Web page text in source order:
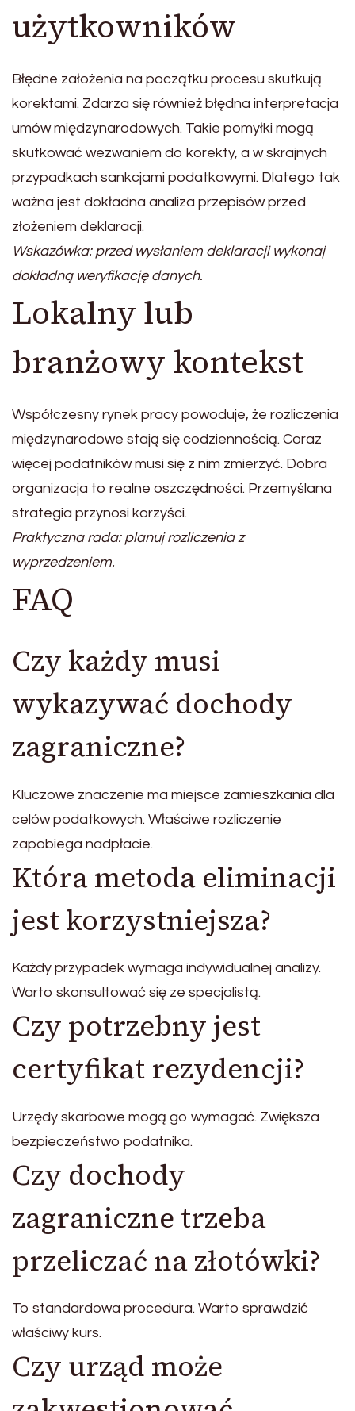
użytkowników
Błędne założenia na początku procesu skutkują
korektami. Zdarza się również błędna interpretacja
umów międzynarodowych. Takie pomyłki mogą
skutkować wezwaniem do korekty, a w skrajnych
przypadkach sankcjami podatkowymi. Dlatego tak
ważna jest dokładna analiza przepisów przed
złożeniem deklaracji.
Wskazówka: przed wysłaniem deklaracji wykonaj
dokładną weryfikację danych.
Lokalny lub
branżowy kontekst
Współczesny rynek pracy powoduje, że rozliczenia
międzynarodowe stają się codziennością. Coraz
więcej podatników musi się z nim zmierzyć. Dobra
organizacja to realne oszczędności. Przemyślana
strategia przynosi korzyści.
Praktyczna rada: planuj rozliczenia z
wyprzedzeniem.
FAQ
Czy każdy musi
wykazywać dochody
zagraniczne?
Kluczowe znaczenie ma miejsce zamieszkania dla
celów podatkowych. Właściwe rozliczenie
zapobiega nadpłacie.
Która metoda eliminacji
jest korzystniejsza?
Każdy przypadek wymaga indywidualnej analizy.
Warto skonsultować się ze specjalistą.
Czy potrzebny jest
certyfikat rezydencji?
Urzędy skarbowe mogą go wymagać. Zwiększa
bezpieczeństwo podatnika.
Czy dochody
zagraniczne trzeba
przeliczać na złotówki?
To standardowa procedura. Warto sprawdzić
właściwy kurs.
Czy urząd może